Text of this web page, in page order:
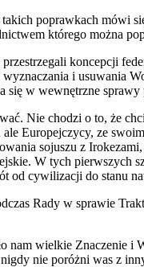
poprawkach mówi
którego można
koncepcji
i usuwania
się w wewnętrzne
Nie chodzi o to, że
Europejczycy, ze
sojuszu z
W tych pierwszych
od cywilizacji do stanu
Rady w sprawie
wielkie Znaczenie i
nigdy nie poróżni was z